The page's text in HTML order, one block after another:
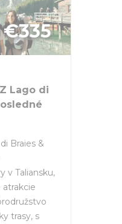
€335
Lago di
Braies &
v Taliansku,
atrakcie
trasy, s